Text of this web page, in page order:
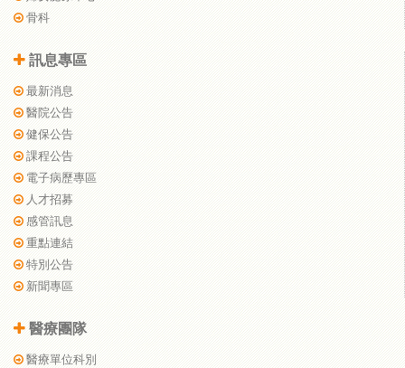
骨科
訊息專區
最新消息
醫院公告
健保公告
課程公告
電子病歷專區
人才招募
感管訊息
重點連結
特別公告
新聞專區
醫療團隊
醫療單位科別